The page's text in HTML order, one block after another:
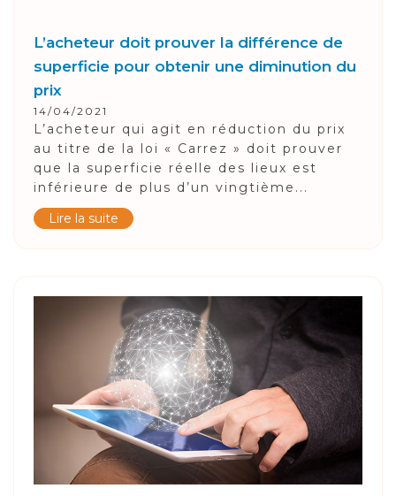
L’acheteur doit prouver la différence de
superficie pour obtenir une diminution du
prix
14/04/2021
L’acheteur qui agit en réduction du prix
au titre de la loi « Carrez » doit prouver
que la superficie réelle des lieux est
inférieure de plus d’un vingtième...
Lire la suite